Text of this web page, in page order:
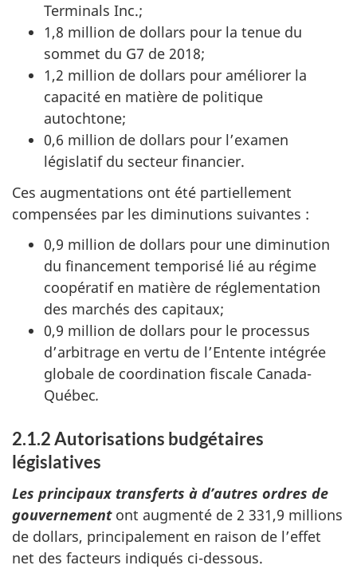
Terminals Inc.;
1,8 million de dollars pour la tenue du
sommet du G7 de 2018;
1,2 million de dollars pour améliorer la
capacité en matière de politique
autochtone;
0,6 million de dollars pour l’examen
législatif du secteur financier.
Ces augmentations ont été partiellement
compensées par les diminutions suivantes :
0,9 million de dollars pour une diminution
du financement temporisé lié au régime
coopératif en matière de réglementation
des marchés des capitaux;
0,9 million de dollars pour le processus
d’arbitrage en vertu de l’Entente intégrée
globale de coordination fiscale Canada-
Québec.
2.1.2 Autorisations budgétaires
législatives
Les principaux transferts à d’autres ordres de
gouvernementont augmenté de 2 331,9 millions
de dollars, principalement en raison de l’effet
net des facteurs indiqués ci-dessous.